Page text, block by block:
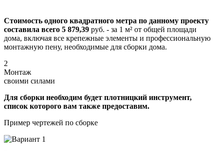
Стоимость одного квадратного метра по данному проекту
составила всего 5 879,39 руб. - за 1 м² от общей площади
дома, включая все крепежные элементы и профессиональную
монтажную пену, необходимые для сборки дома.
2
Монтаж
своими силами
Для сборки необходим будет плотницкий инструмент,
список которого вам также предоставим.
Пример чертежей по сборке